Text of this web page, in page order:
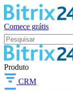
Comece grátis
Produto
CRM